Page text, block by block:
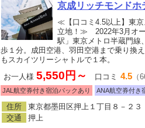
京成リッチモンドホ
≪【口コミ4.5以上】東
立地！≫ 2022年3月オー
駅」東京メトロ半蔵門線
歩１分。成田空港、羽田空港まで乗り換
もスカイツリーシャトルで１本。
お一人様 5,550円～ 口コミ 4.5 （
JAL航空券付き宿泊パックあり ANA航空券付き
住所
東京都墨田区押上１丁目８－２３
交通
押上